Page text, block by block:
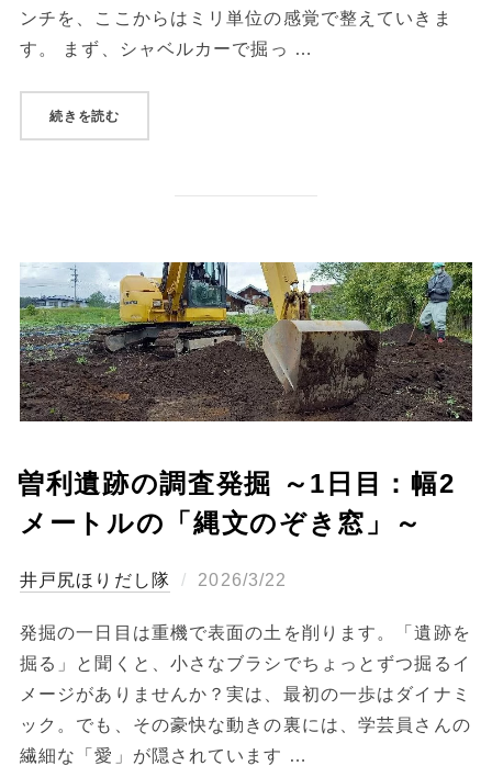
ンチを、ここからはミリ単位の感覚で整えていきま
す。 まず、シャベルカーで掘っ …
続きを読む
曽利遺跡の調査発掘 ～1日目：幅2
メートルの「縄文のぞき窓」～
ほりだし隊
投
日:
2026/3/22
発掘の一日目は重機で表面の土を削ります。「遺跡を
掘る」と聞くと、小さなブラシでちょっとずつ掘るイ
メージがありませんか？実は、最初の一歩はダイナミ
ック。でも、その豪快な動きの裏には、学芸員さんの
繊細な「愛」が隠されています …